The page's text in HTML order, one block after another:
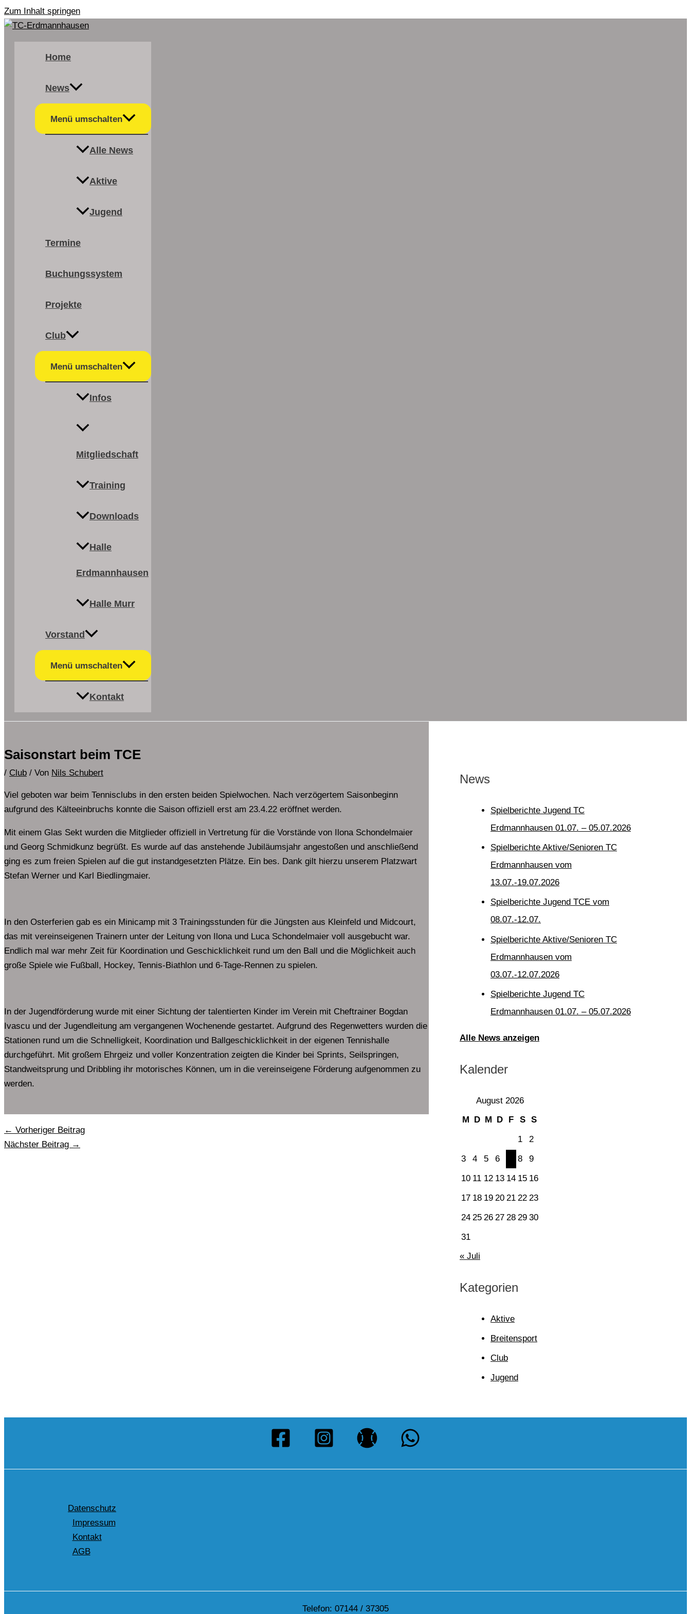
Zum Inhalt springen
Home
News
Menü umschalten
Alle News
Aktive
Jugend
Termine
Buchungssystem
Projekte
Club
Menü umschalten
Infos
Mitgliedschaft
Training
Downloads
Halle
Erdmannhausen
Halle Murr
Vorstand
Menü umschalten
Kontakt
Saisonstart beim TCE
/ Club / Von Nils Schubert
Viel geboten war beim Tennisclubs in den ersten beiden Spielwochen. Nach verzögertem Saisonbeginn
aufgrund des Kälteeinbruchs konnte die Saison offiziell erst am 23.4.22 eröffnet werden.
Mit einem Glas Sekt wurden die Mitglieder offiziell in Vertretung für die Vorstände von Ilona Schondelmaier
und Georg Schmidkunz begrüßt. Es wurde auf das anstehende Jubiläumsjahr angestoßen und anschließend
ging es zum freien Spielen auf die gut instandgesetzten Plätze. Ein bes. Dank gilt hierzu unserem Platzwart
Stefan Werner und Karl Biedlingmaier.
In den Osterferien gab es ein Minicamp mit 3 Trainingsstunden für die Jüngsten aus Kleinfeld und Midcourt,
das mit vereinseigenen Trainern unter der Leitung von Ilona und Luca Schondelmaier voll ausgebucht war.
Endlich mal war mehr Zeit für Koordination und Geschicklichkeit rund um den Ball und die Möglichkeit auch
große Spiele wie Fußball, Hockey, Tennis-Biathlon und 6-Tage-Rennen zu spielen.
In der Jugendförderung wurde mit einer Sichtung der talentierten Kinder im Verein mit Cheftrainer Bogdan
Ivascu und der Jugendleitung am vergangenen Wochenende gestartet. Aufgrund des Regenwetters wurden die
Stationen rund um die Schnelligkeit, Koordination und Ballgeschicklichkeit in der eigenen Tennishalle
durchgeführt. Mit großem Ehrgeiz und voller Konzentration zeigten die Kinder bei Sprints, Seilspringen,
Standweitsprung und Dribbling ihr motorisches Können, um in die vereinseigene Förderung aufgenommen zu
werden.
← Vorheriger Beitrag
Nächster Beitrag →
News
Spielberichte Jugend TC
Erdmannhausen 01.07. – 05.07.2026
Spielberichte Aktive/Senioren TC
Erdmannhausen vom
13.07.-19.07.2026
Spielberichte Jugend TCE vom
08.07.-12.07.
Spielberichte Aktive/Senioren TC
Erdmannhausen vom
03.07.-12.07.2026
Spielberichte Jugend TC
Erdmannhausen 01.07. – 05.07.2026
Alle News anzeigen
Kalender
August 2026
M D M D F S
S
1
2
3
4 5 6 8
9
10 11 12 13 14 15 16
17 18 19 20 21 22 23
24 25 26 27 28 29 30
31
« Juli
Kategorien
Aktive
Breitensport
Club
Jugend
Datenschutz
Impressum
Kontakt
AGB
Telefon: 07144 / 37305